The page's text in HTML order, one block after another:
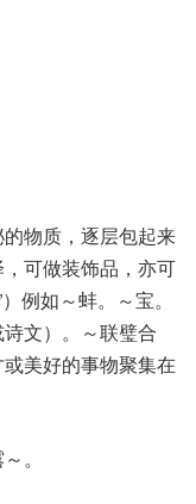
物质，逐层包起来
可做装饰品，亦可
例如～蚌。～宝。
文）。～联璧合
美好的事物聚集在
。